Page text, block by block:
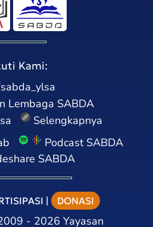
Kami:
sabda_ylsa
Lembaga SABDA
Selengkapnya
Podcast SABDA
SABDA
| DONASI
- 2026 Yayasan